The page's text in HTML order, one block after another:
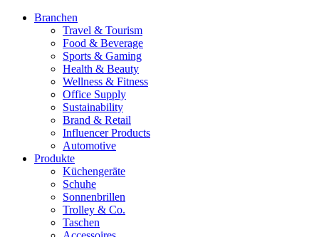
Branchen
Travel & Tourism
Food & Beverage
Sports & Gaming
Health & Beauty
Wellness & Fitness
Office Supply
Sustainability
Brand & Retail
Influencer Products
Automotive
Produkte
Küchengeräte
Schuhe
Sonnenbrillen
Trolley & Co.
Taschen